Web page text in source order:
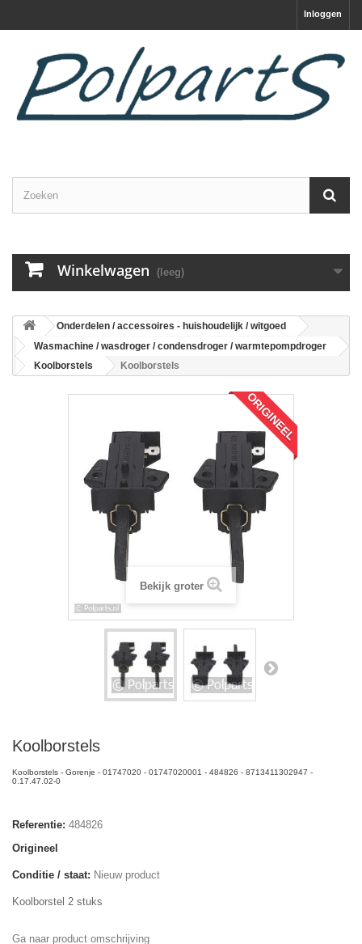
Inloggen
Winkelwagen (leeg)
Onderdelen / accessoires - huishoudelijk / witgoed
Wasmachine / wasdroger / condensdroger / warmtepompdroger
Koolborstels
Koolborstels
ORIGINEEL
Bekijk groter
Koolborstels
Koolborstels - Gorenje - 01747020 - 01747020001 - 484826 - 8713411302947 -
0.17.47.02-0
Referentie: 484826
Origineel
Conditie / staat: Nieuw product
Koolborstel 2 stuks
Ga naar product omschrijving